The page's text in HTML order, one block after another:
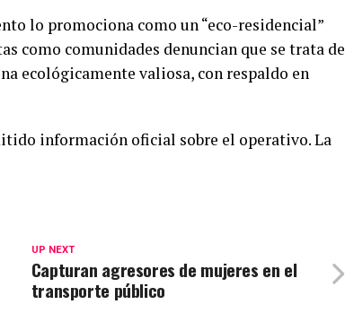
lo promociona como un “eco-residencial”
como comunidades denuncian que se trata de
ecológicamente valiosa, con respaldo en
información oficial sobre el operativo. La
UP NEXT
Capturan agresores de mujeres en el
transporte público